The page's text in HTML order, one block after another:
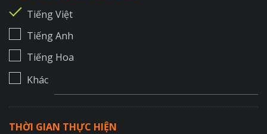
Tiếng Việt
Tiếng Anh
Tiếng Hoa
Khác
THỜI GIAN THỰC HIỆN